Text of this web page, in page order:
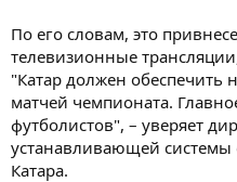
По его словам, это
телевизионные
"Катар должен
матчей чемпионата.
футболистов", – уверяет
устанавливающей системы
Катара.